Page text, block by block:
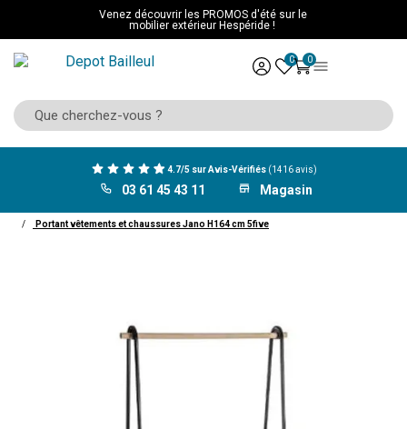
Venez découvrir les PROMOS d'été sur le
mobilier extérieur Hespéride !
0 0
4.7/5 sur Avis-Vérifiés (1416 avis)
03 61 45 43 11 Magasin
Portant vêtements et chaussures Jano H164 cm 5five